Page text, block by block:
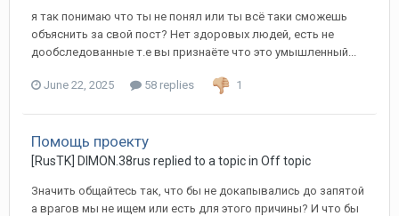
я так понимаю что ты не понял или ты всё таки сможешь
объяснить за свой пост? Нет здоровых людей, есть не
дообследованные т.е вы признаёте что это умышленный...
June 22, 2025 58 replies 1
Помощь проекту
[RusTK] DIMON.38rus replied to a topic in Off topic
Значить общайтесь так, что бы не докапывались до запятой
а врагов мы не ищем или есть для этого причины? И что бы